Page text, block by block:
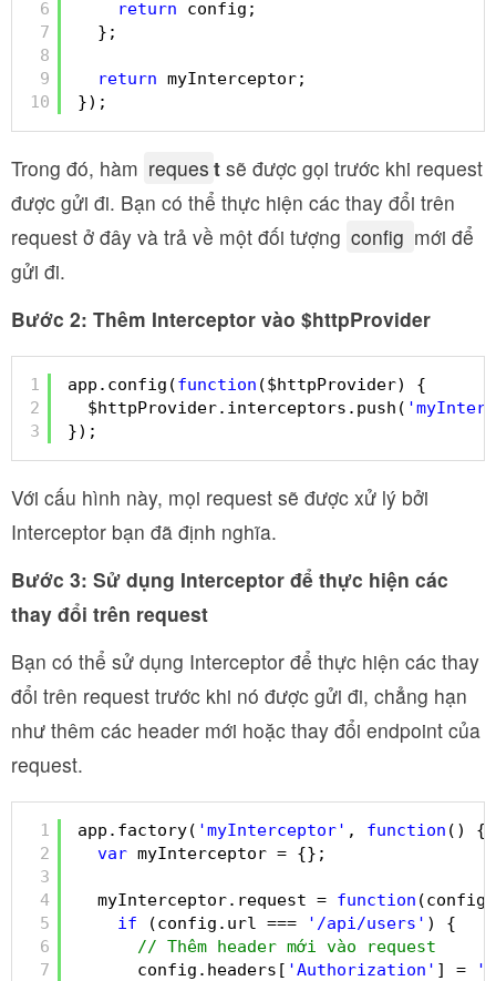
6
7
8
9
10
return
config;
};
return myInterceptor;
});
Trong đó, hàm reques t sẽ được gọi trước khi request
được gửi đi. Bạn có thể thực hiện các thay đổi trên
request ở đây và trả về một đối tượng config mới để
gửi đi.
Bước 2: Thêm Interceptor vào $httpProvider
1
2
3
app.config(function ($httpProvider) {
$httpProvider.interceptors.push(
});
Với cấu hình này, mọi request sẽ được xử lý bởi
Interceptor bạn đã định nghĩa.
Bước 3: Sử dụng Interceptor để thực hiện các
thay đổi trên request
Bạn có thể sử dụng Interceptor để thực hiện các thay
đổi trên request trước khi nó được gửi đi, chẳng hạn
như thêm các header mới hoặc thay đổi endpoint của
request.
1
2
3
4
5
6
7
app.factory( 'myInterceptor' , function () {
var myInterceptor = {};
myInterceptor.request = function
if
(config.url === '/api/users' ) {
// Thêm header mới vào request
config.headers[ 'Authorization' ] =